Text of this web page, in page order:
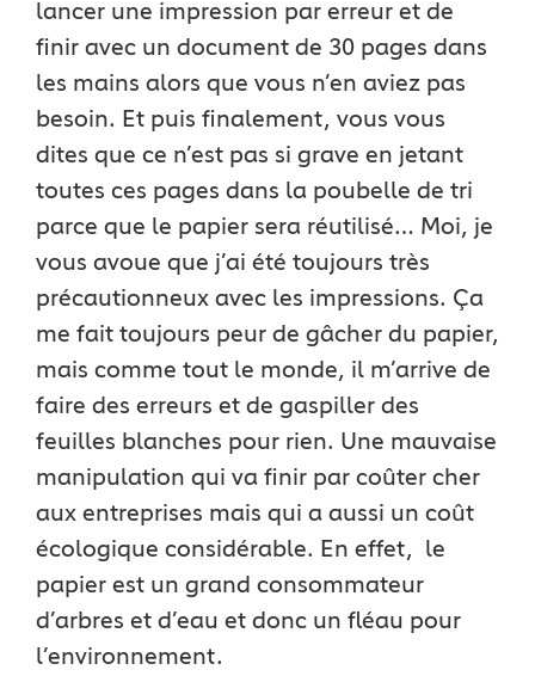
lancer une impression par erreur et de
finir avec un document de 30 pages dans
les mains alors que vous n’en aviez pas
besoin. Et puis finalement, vous vous
dites que ce n’est pas si grave en jetant
toutes ces pages dans la poubelle de tri
parce que le papier sera réutilisé… Moi, je
vous avoue que j’ai été toujours très
précautionneux avec les impressions. Ça
me fait toujours peur de gâcher du papier,
mais comme tout le monde, il m’arrive de
faire des erreurs et de gaspiller des
feuilles blanches pour rien. Une mauvaise
manipulation qui va finir par coûter cher
aux entreprises mais qui a aussi un coût
écologique considérable. En effet, le
papier est un grand consommateur
d’arbres et d’eau et donc un fléau pour
l’environnement.